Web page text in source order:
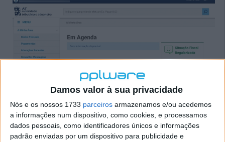
Damos valor à sua privacidade
Nós e os nossos 1733 parceiros armazenamos e/ou acedemos
a informações num dispositivo, como cookies, e processamos
dados pessoais, como identificadores únicos e informações
padrão enviadas por um dispositivo para publicidade e
Passo 3)Em seguida carregue em Emitir